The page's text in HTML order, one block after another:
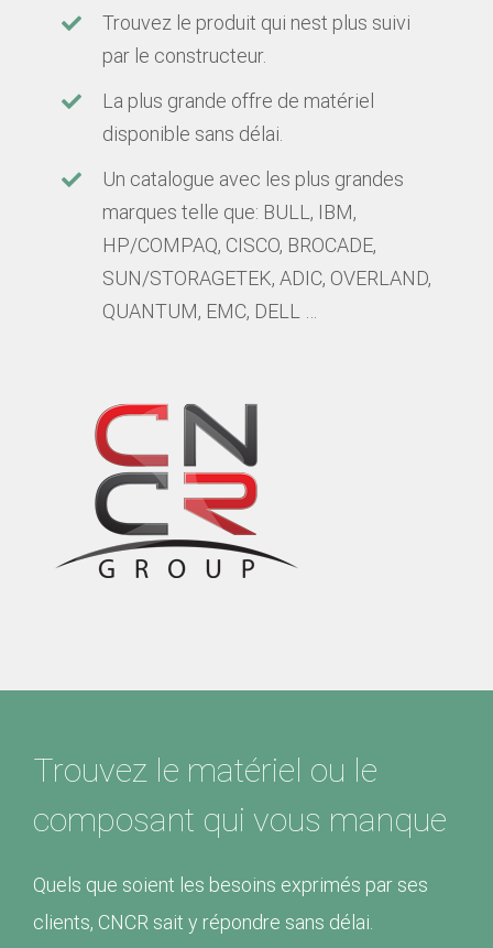
Trouvez le produit qui nest plus suivi
par le constructeur.
La plus grande offre de matériel
disponible sans délai.
Un catalogue avec les plus grandes
marques telle que: BULL, IBM,
HP/COMPAQ, CISCO, BROCADE,
SUN/STORAGETEK, ADIC, OVERLAND,
QUANTUM, EMC, DELL …
Trouvez le matériel ou le
composant qui vous manque
Quels que soient les besoins exprimés par ses
clients, CNCR sait y répondre sans délai.